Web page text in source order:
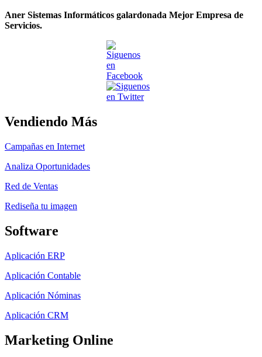
Aner Sistemas Informáticos galardonada Mejor Empresa de
Servicios.
Vendiendo Más
Campañas en Internet
Analiza Oportunidades
Red de Ventas
Rediseña tu imagen
Software
Aplicación ERP
Aplicación Contable
Aplicación Nóminas
Aplicación CRM
Marketing Online